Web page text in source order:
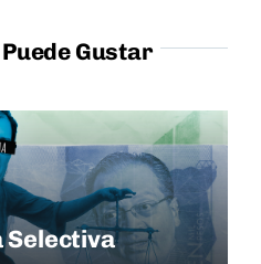
Gustar
Selectiva